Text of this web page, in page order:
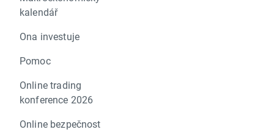
kalendář
Ona investuje
Pomoc
Online trading
konference 2026
Online bezpečnost